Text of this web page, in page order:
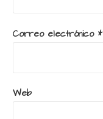
Correo electrónico *
Web